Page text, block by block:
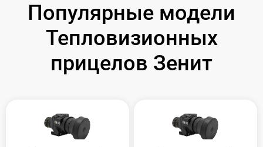
Популярные модели
Тепловизионных
прицелов Зенит